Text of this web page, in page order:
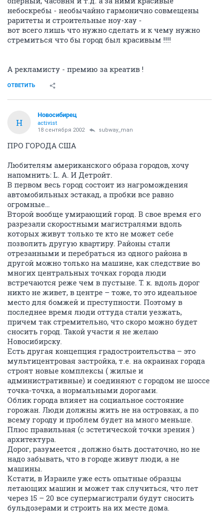
небоскребы - необычайно гармонично совмещены
раритеты и строительные ноу-хау -
вот всего лишь что нужно сделать и к чему нужно
стремиться что бы город был красивым !!!!
А рекламисту - премию за креатив !
ОТВЕТИТЬ
Н
Новосибирец
activist
18 сентября 2002 subway_man
ПРО ГОРОДА США
Любителям американского образа городов, хочу
напомнить: L. A. И Детройт.
В первом весь город состоит из нагромождения
автомобильных эстакад, а пробки все равно
огромные…
Второй вообще умирающий город. В свое время его
разрезали скоростными магистралями вдоль
которых живут только те кто не может себе
позволить другую квартиру. Районы стали
отрезанными и перебраться из одного района в
другой можно только на машине, как следствие во
многих центральных точках города люди
встречаются реже чем в пустыне. Т. к. вдоль дорог
никто не живет, в центре – тоже, то это идеальное
место для бомжей и преступности. Поэтому в
последнее время люди оттуда стали уезжать,
причем так стремительно, что скоро можно будет
сносить город. Такой участи я не желаю
Новосибирску.
Есть другая концепция градостроительства – это
мультицентровая застройка, т.е. на окраинах города
строят новые комплексы ( жилые и
административные) и соединяют с городом не шоссе
точка-точка, а нормальными дорогами.
Облик города влияет на социальное состояние
горожан. Люди должны жить не на островках, а по
всему городу и проблем будет на много меньше.
Плюс правильная (с эстетической точки зрения )
архитектура.
Дорог, разумеется , должно быть достаточно, но не
надо забывать, что в городе живут люди, а не
машины.
Кстати, в Израиле уже есть опытные образцы
летающих машин и может так случиться, что лет
через 15 – 20 все супермагистрали будут сносить
бульдозерами и строить на их месте дома.